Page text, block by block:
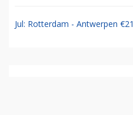
Jul: Rotterdam - Antwerpen €21